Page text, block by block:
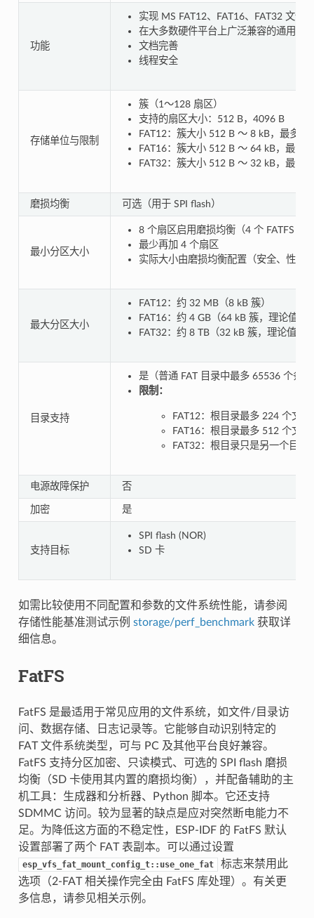
功能
实现 MS FAT12、FAT16、FAT32 文件
在大多数硬件平台上广泛兼容的通用文
文档完善
线程安全
存储单位与限制
簇（1～128 扇区）
支持的扇区大小：512 B，4096 B
FAT12：簇大小 512 B ～ 8 kB，最多
FAT16：簇大小 512 B ～ 64 kB，最多
FAT32：簇大小 512 B ～ 32 kB，最多
磨损均衡 可选（用于 SPI flash）
最小分区大小
8 个扇区启用磨损均衡（4 个 FATFS
最少再加 4 个扇区
实际大小由磨损均衡配置（安全、性能
最大分区大小
FAT12：约 32 MB（8 kB 簇）
FAT16：约 4 GB（64 kB 簇，理论值）
FAT32：约 8 TB（32 kB 簇，理论值）
目录支持
是（普通 FAT 目录中最多 65536 个条
限制：
FAT12：根目录最多 224 个文件
FAT16：根目录最多 512 个文件
FAT32：根目录只是另一个目录
电源故障保护 否
加密 是
支持目标
SPI flash (NOR)
SD 卡
如需比较使用不同配置和参数的文件系统性能，请参阅
存储性能基准测试示例 storage/perf_benchmark获取详
细信息。
FatFS
FatFS 是最适用于常见应用的文件系统，如文件/目录访
问、数据存储、日志记录等。它能够自动识别特定的
FAT 文件系统类型，可与 PC 及其他平台良好兼容。
FatFS 支持分区加密、只读模式、可选的 SPI flash 磨损
均衡（SD 卡使用其内置的磨损均衡），并配备辅助的主
机工具：生成器和分析器、Python 脚本。它还支持
SDMMC 访问。较为显著的缺点是应对突然断电能力不
足。为降低这方面的不稳定性，ESP-IDF 的 FatFS 默认
设置部署了两个 FAT 表副本。可以通过设置
esp_vfs_fat_mount_config_t::use_one_fat
标志来禁用此
选项（2-FAT 相关操作完全由 FatFS 库处理）。有关更
多信息，请参见相关示例。